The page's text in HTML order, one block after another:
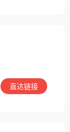
直达链接